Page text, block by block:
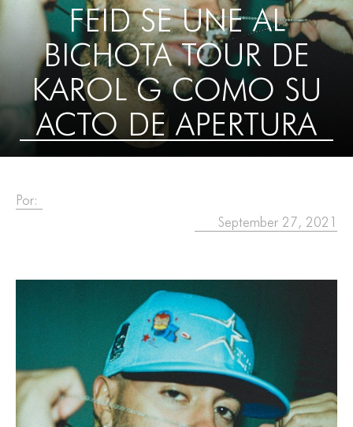
FEID SE UNE AL
BICHOTA TOUR DE
KAROL G COMO SU
ACTO DE APERTURA
Por:
September 27, 2021